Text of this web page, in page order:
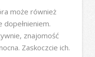
może również
znajomość
Zaskoczcie ich.